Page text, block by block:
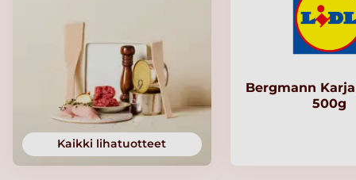
Kaikki lihatuotteet
Bergmann
500g